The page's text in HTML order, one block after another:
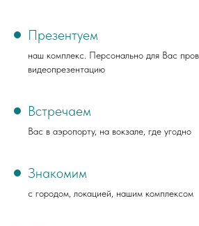
Презентуем
наш комплекс. Персонально для Вас
видеопрезентацию
Встречаем
Вас в аэропорту, на вокзале, где угодно
Знакомим
с городом, локацией, нашим комплексом